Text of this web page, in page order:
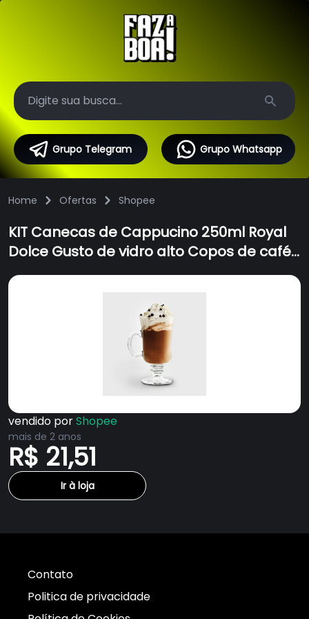
Search
Grupo Telegram Grupo Whatsapp
Home Ofertas Shopee
KIT Canecas de Cappucino 250ml Royal
Dolce Gusto de vidro alto Copos de café
com leite Cappuccino e canecas de
chocolate
vendido porShopee
mais de 2 anos
R$ 21,51
Ir à loja
Contato
Politica de privacidade